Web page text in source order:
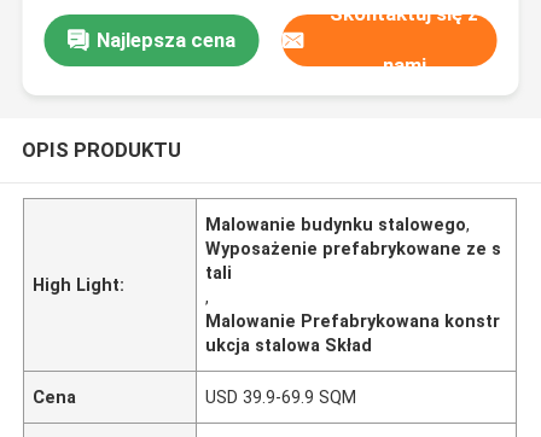
Najlepsza cena
Skontaktuj się z
nami
OPIS PRODUKTU
High Light:
Malowanie budynku stalowego,
Wyposażenie prefabrykowane ze s
tali
,
Malowanie Prefabrykowana konstr
ukcja stalowa Skład
Cena USD 39.9-69.9 SQM